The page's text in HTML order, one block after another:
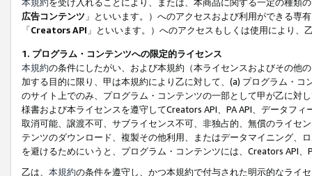
広告コンテンツ 」といいます。）へのアクセスおよび利用ができる専
「Creators API 」といいます。）へのアクセスもしくは使用により
1. プログラム・コンテンツへの限定的ライセンス
本規約の条件にしたがい、および本規約（本ライセンスおよびその他
加する目的に限り、甲は本規約により乙に対して、(a) プログラム・
のサイト上でのみ、プログラム・コンテンツの一部として甲が乙に対
様書および本ライセンスを遵守してCreators API、PA API、データフ
取消可能、譲渡不可、サブライセンス不可、非独占的、無償のライセ
テンツのダウンロード、複製その他利用、またはデータマイニング、
を避けるためにいうと、プログラム・コンテンツには、Creators API
乙は、 本規約の条件を遵守し、かつ本規約で付与された明示的なライ